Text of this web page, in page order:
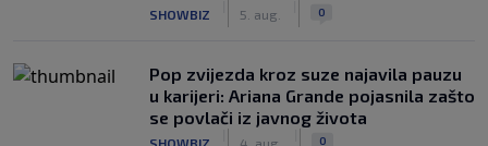
SHOWBIZ 5. aug. 0
Pop zvijezda kroz suze najavila pauzu
u karijeri: Ariana Grande pojasnila zašto
se povlači iz javnog života
SHOWBIZ 4. aug. 0